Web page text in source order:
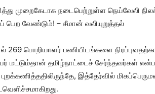
முறைகேடாக நடைபெற்றுள்ள நெய்வேலி
பெற வேண்டும்! – சீமான் வலியுறுத்தல்
269 பொறியாளர் பணியிடங்களை
மட்டும்தான் தமிழ்நாட்டைச் சேர்ந்தவர்கள்
இத்தேர்வில்